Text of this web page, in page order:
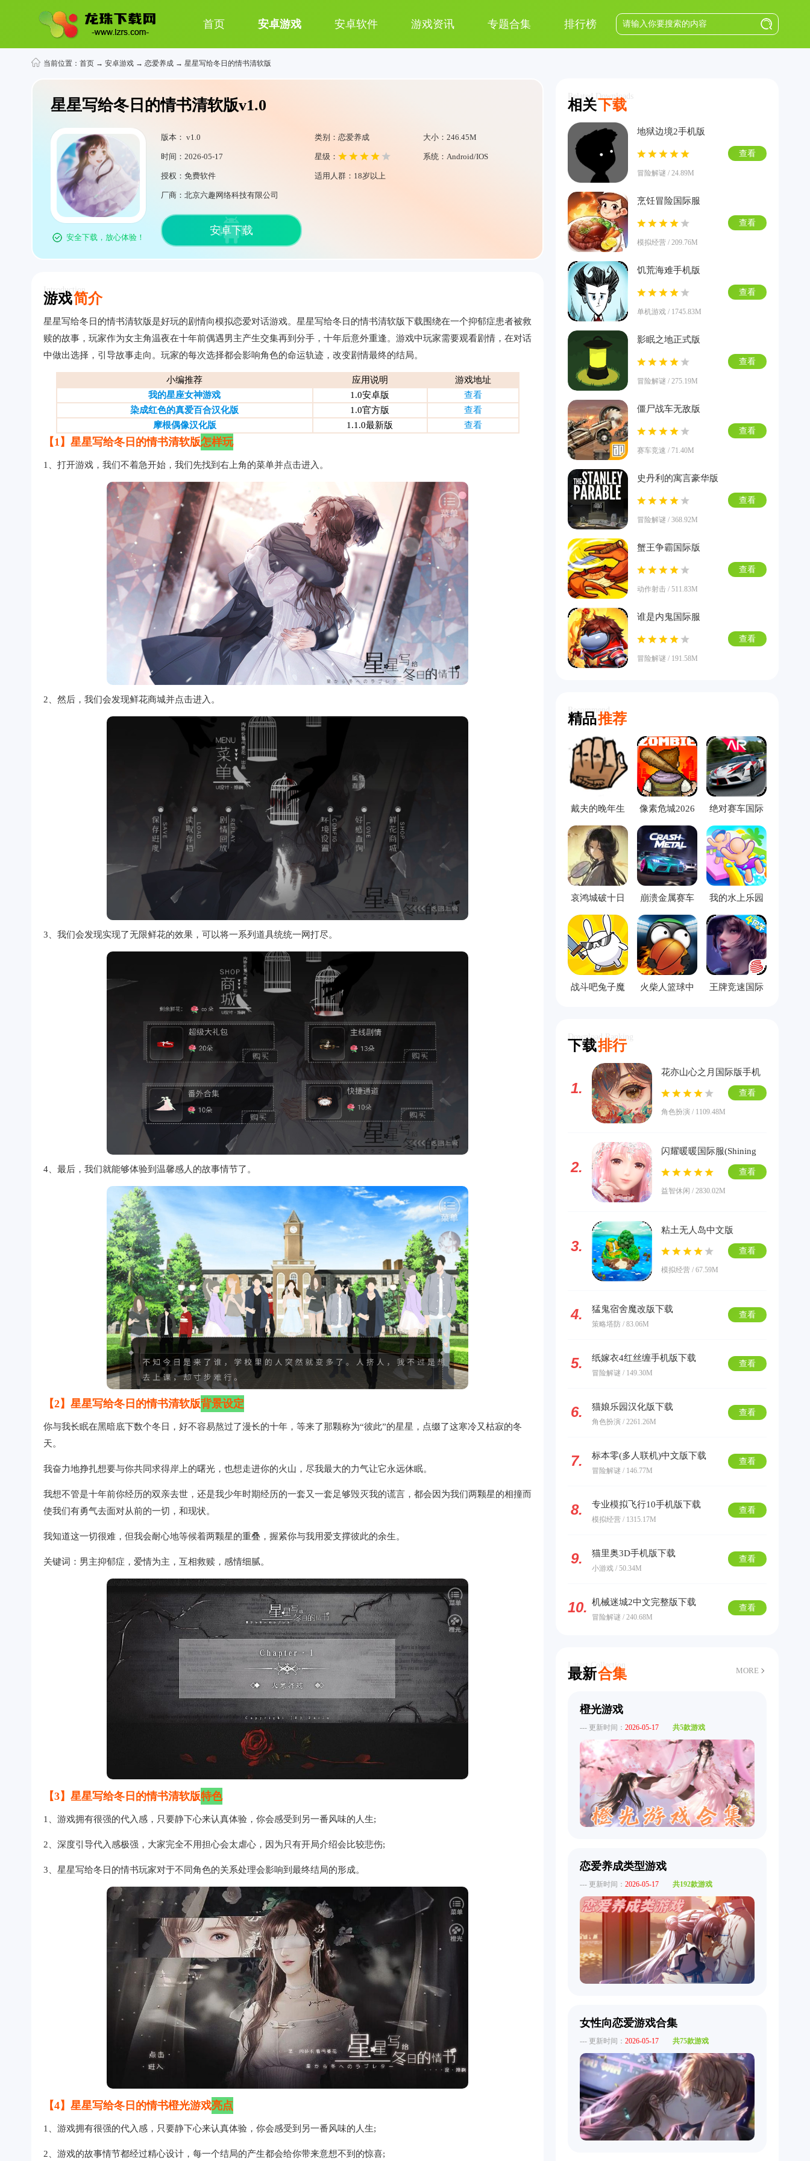
首页 安卓游戏 安卓软件 游戏资讯 专题合集 排行榜
当前位置： 首页 → 安卓游戏 → 恋爱养成 → 星星写给冬日的情书清软版
星星写给冬日的情书清软版v1.0
安全下载，放心体验！
版本： v1.0 类别：恋爱养成 大小：246.45M
时间：2026-05-17 星级： 系统：Android/IOS
授权：免费软件 适用人群：18岁以上
厂商：北京六趣网络科技有限公司
安卓下载
游戏简介
Introduction
星星写给冬日的情书清软版是好玩的剧情向模拟恋爱对话游戏。星星写给冬日的情书清软版下载围绕在一个抑郁症患者被救
赎的故事，玩家作为女主角温夜在十年前偶遇男主产生交集再到分手，十年后意外重逢。游戏中玩家需要观看剧情，在对话
中做出选择，引导故事走向。玩家的每次选择都会影响角色的命运轨迹，改变剧情最终的结局。
小编推荐 应用说明
游戏地址
我的星座女神游戏
1.0安卓版
查看
染成红色的真爱百合汉化版
1.0官方版
查看
摩根偶像汉化版
1.1.0最新版 查看
【1】星星写给冬日的情书清软版怎样玩
1、打开游戏，我们不着急开始，我们先找到右上角的菜单并点击进入。
2、然后，我们会发现鲜花商城并点击进入。
3、我们会发现实现了无限鲜花的效果，可以将一系列道具统统一网打尽。
4、最后，我们就能够体验到温馨感人的故事情节了。
【2】星星写给冬日的情书清软版背景设定
你与我长眠在黑暗底下数个冬日，好不容易熬过了漫长的十年，等来了那颗称为“彼此”的星星，点缀了这寒冷又枯寂的冬
天。
我奋力地挣扎想要与你共同求得岸上的曙光，也想走进你的火山，尽我最大的力气让它永远休眠。
我想不管是十年前你经历的双亲去世，还是我少年时期经历的一套又一套足够毁灭我的谎言，都会因为我们两颗星的相撞而
使我们有勇气去面对从前的一切，和现状。
我知道这一切很难，但我会耐心地等候着两颗星的重叠，握紧你与我用爱支撑彼此的余生。
关键词：男主抑郁症，爱情为主，互相救赎，感情细腻。
【3】星星写给冬日的情书清软版特色
1、游戏拥有很强的代入感，只要静下心来认真体验，你会感受到另一番风味的人生;
2、深度引导代入感极强，大家完全不用担心会太虐心，因为只有开局介绍会比较悲伤;
3、星星写给冬日的情书玩家对于不同角色的关系处理会影响到最终结局的形成。
【4】星星写给冬日的情书橙光游戏亮点
1、游戏拥有很强的代入感，只要静下心来认真体验，你会感受到另一番风味的人生;
2、游戏的故事情节都经过精心设计，每一个结局的产生都会给你带来意想不到的惊喜;
相关下载
Related Downloads
地狱边境2手机版
冒险解谜 / 24.89M
查看
烹饪冒险国际服
模拟经营 / 209.76M
查看
饥荒海难手机版
单机游戏 / 1745.83M
查看
影眠之地正式版
冒险解谜 / 275.19M
查看
僵尸战车无敌版
赛车竞速 / 71.40M
查看
史丹利的寓言豪华版
冒险解谜 / 368.92M
查看
蟹王争霸国际版
动作射击 / 511.83M
查看
谁是内鬼国际服
冒险解谜 / 191.58M
查看
精品推荐
Recommend
戴夫的晚年生
活手机版
像素危城2026
绝对赛车国际
服
哀鸿城破十日
记完整版
崩溃金属赛车
中文版
我的水上乐园
模拟器
战斗吧兔子魔
火柴人篮球中
王牌竞速国际
下载排行
Download Ranking
1.
花亦山心之月国际版手机
版下载
角色扮演 / 1109.48M
查看
2.
闪耀暖暖国际服(Shining
Nikki)下载
益智休闲 / 2830.02M
查看
3.
粘土无人岛中文版
模拟经营 / 67.59M
查看
4. 猛鬼宿舍魔改版下载
策略塔防 / 83.06M
查看
5. 纸嫁衣4红丝缠手机版下载
冒险解谜 / 149.30M
查看
6. 猫娘乐园汉化版下载
角色扮演 / 2261.26M
查看
7. 标本零(多人联机)中文版下载
冒险解谜 / 146.77M
查看
8. 专业模拟飞行10手机版下载
模拟经营 / 1315.17M
查看
9. 猫里奥3D手机版下载
小游戏 / 50.34M
查看
10. 机械迷城2中文完整版下载
冒险解谜 / 240.68M
查看
最新合集
Latest Collection
MORE
橙光游戏
--- 更新时间： 2026-05-17 共5款游戏
恋爱养成类型游戏
--- 更新时间： 2026-05-17 共192款游戏
女性向恋爱游戏合集
--- 更新时间： 2026-05-17 共75款游戏